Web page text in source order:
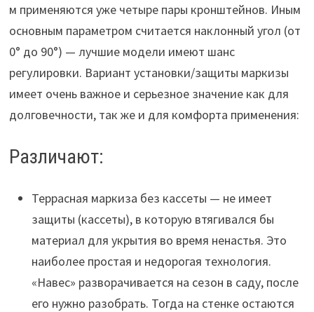
м применяются уже четыре пары кронштейнов. Иным
основным параметром считается наклонный угол (от
0° до 90°) — лучшие модели имеют шанс
регулировки. Вариант установки/защиты маркизы
имеет очень важное и серьезное значение как для
долговечности, так же и для комфорта применения:
Различают:
Террасная маркиза без кассеты — не имеет
защиты (кассеты), в которую втягивался бы
материал для укрытия во время ненастья. Это
наиболее простая и недорогая технология.
«Навес» разворачивается на сезон в саду, после
его нужно разобрать. Тогда на стенке остаются